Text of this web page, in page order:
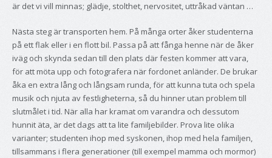
är det vi vill minnas; glädje, stolthet, nervositet, uttråkad väntan …
Nästa steg är transporten hem. På många orter åker studenterna
på ett flak eller i en flott bil. Passa på att fånga henne när de åker
iväg och skynda sedan till den plats där festen kommer att vara,
för att möta upp och fotografera när fordonet anländer. De brukar
åka en extra lång och långsam runda, för att kunna tuta och spela
musik och njuta av festligheterna, så du hinner utan problem till
slutmålet i tid. När alla har kramat om varandra och dessutom
hunnit äta, är det dags att ta lite familjebilder. Prova lite olika
varianter; studenten ihop med syskonen, ihop med hela familjen,
tillsammans i flera generationer (till exempel mamma och mormor)